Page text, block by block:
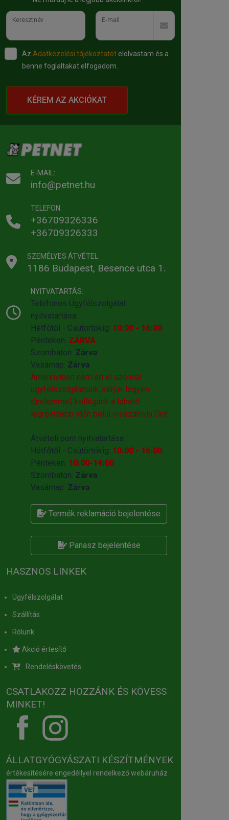
Keresztnév E-mail
Az Adatkezelési tájékoztatót elolvastam és a
benne foglaltakat elfogadom.
KÉREM AZ AKCIÓKAT
E-MAIL:
info@petnet.hu
TELEFON:
+36709326336
+36709326333
SZEMÉLYES ÁTVÉTEL:
1186 Budapest, Besence utca 1.
NYITVATARTÁS:
Telefonos Ügyfélszolgálat
nyitvatartása:
Hétfőtől - Csütörtökig: 10:00 - 16:00
Pénteken: ZÁRVA
Szombaton: Zárva
Vasárnap: Zárva
Amennyiben nem éri el azonnal
ügyfélszolgálatunk, kérjük legyen
türelemmel, kollégánk a lehető
legrövidebb időn belül visszahivja Önt!
Átvételi pont nyitvatartása:
Hétfőtől - Csütörtökig: 10:00 - 16:00
Pénteken: 10:00-14:00
Szombaton: Zárva
Vasárnap: Zárva
Termék reklamáció bejelentése
Panasz bejelentése
HASZNOS LINKEK
Ügyfélszolgálat
Szállítás
Rólunk
Akció értesítő
Rendeléskövetés
CSATLAKOZZ HOZZÁNK ÉS KÖVESS
MINKET!
ÁLLATGYÓGYÁSZATI KÉSZÍTMÉNYEK
értékesítésére engedéllyel rendelkező webáruház